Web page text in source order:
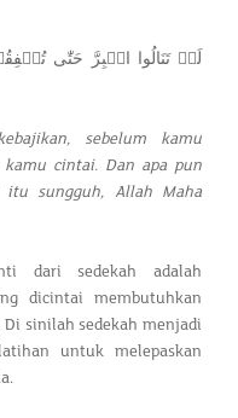
لَنۡ تَنَالُوا الۡبِرَّ حَتّٰى
sebelum kamu
cintai. Dan apa pun
sungguh, Allah Maha
dari sedekah adalah
dicintai membutuhkan
sinilah sedekah menjadi
untuk melepaskan